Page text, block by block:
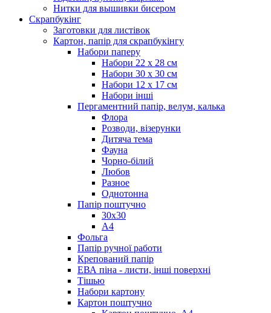
Нитки для вышивки бисером
Скрапбукінг
Заготовки для листівок
Картон, папір для скрапбукінгу
Набори паперу
Набори 22 х 28 см
Набори 30 х 30 см
Набори 12 х 17 см
Набори інші
Пергаментний папір, велум, калька
Флора
Розводи, візерунки
Дитяча тема
Фауна
Чорно-білий
Любов
Разное
Однотонна
Папір поштучно
30х30
А4
Фольга
Папір ручної работи
Крепований папір
ЕВА піна - листи, інші поверхні
Тішью
Набори картону
Картон поштучно